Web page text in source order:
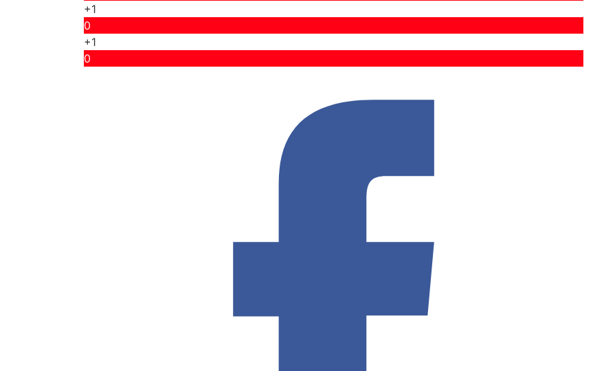
+1
0
+1
0